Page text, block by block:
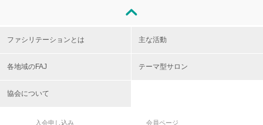
ファシリテーションとは 主な活動
各地域のFAJ テーマ型サロン
協会について
入会申し込み 会員ページ